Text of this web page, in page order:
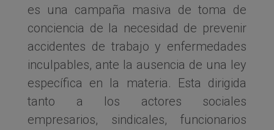
es una campaña masiva de toma de
conciencia de la necesidad de prevenir
accidentes de trabajo y enfermedades
inculpables, ante la ausencia de una ley
específica en la materia. Esta dirigida
tanto a los actores sociales
empresarios, sindicales, funcionarios